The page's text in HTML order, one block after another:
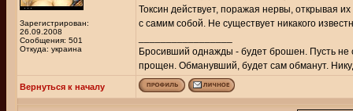
Зарегистрирован:
26.09.2008
Сообщения: 501
Откуда: украина
Токсин действует, поражая нервы, открывая
с самим собой. Не существует никакого
Бросивший однажды - будет брошен. Пусть не
прощен. Обманувший, будет сам обманут.
Вернуться к началу